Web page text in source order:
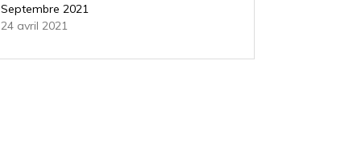
Septembre 2021
24 avril 2021